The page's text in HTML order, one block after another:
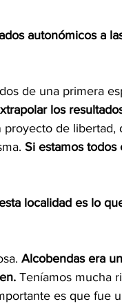
autonómicos a
de una primera
los
de
Si estamos
localidad es lo
Alcobendas era
Teníamos mucha
es que fue